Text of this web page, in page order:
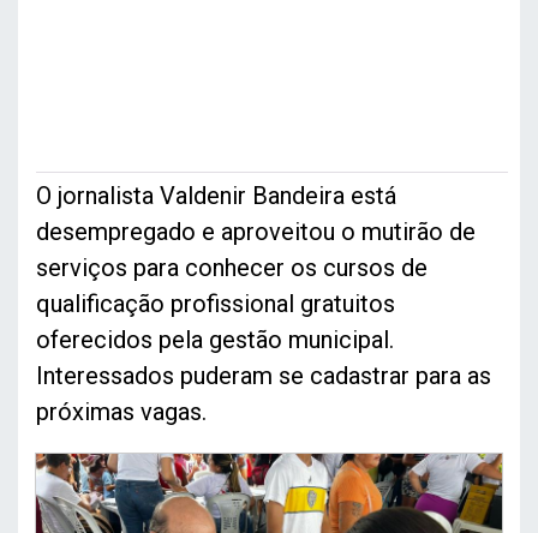
O jornalista Valdenir Bandeira está
desempregado e aproveitou o mutirão de
serviços para conhecer os cursos de
qualificação profissional gratuitos
oferecidos pela gestão municipal.
Interessados puderam se cadastrar para as
próximas vagas.